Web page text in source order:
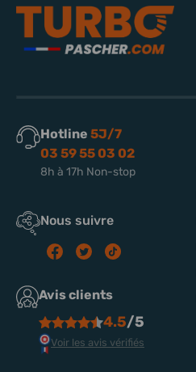
Hotline 5J/7
03 59 55 03 02
8h à 17h Non-stop
Nous suivre
Avis clients
4.5/5
Voir les avis vérifiés